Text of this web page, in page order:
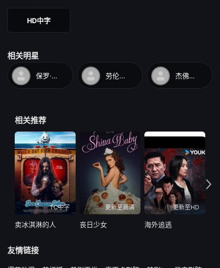
HD中字
相关明星
保罗·索维诺 劳伦妮·兰登 杰佛里·刘易斯
相关推荐
TC中字
卖冰淇淋的人
更新至高清
丧日少女
更新至HD
海外追逃
友情链接